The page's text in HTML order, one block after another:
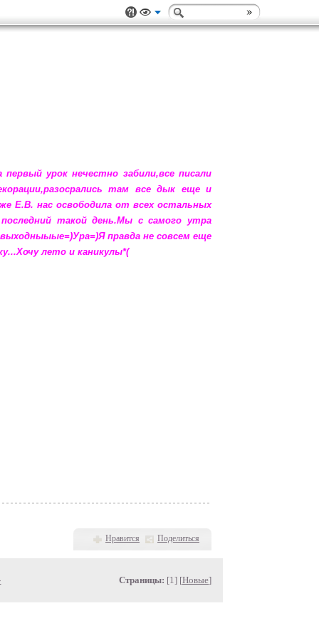
урок нечестно забили,все писали
там все дык еще и
Е.В. нас освободила от всех остальных
такой день.Мы с самого утра
правда не совсем еще
лето и каникулы*(
Нравится Поделиться
Страницы: [1] [Новые]